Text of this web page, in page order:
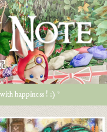
happiness ! :) *